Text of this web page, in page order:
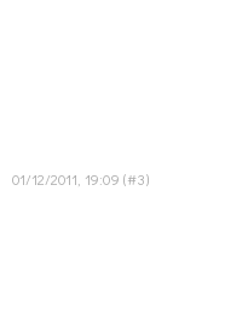
01/12/2011, 19:09